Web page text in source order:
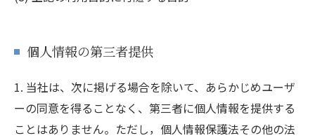
個人情報の第三者提供
1. 当社は、次に掲げる場合を除いて、あらかじめユーザ
ーの同意を得ることなく、第三者に個人情報を提供する
ことはありません。ただし，個人情報保護法その他の法